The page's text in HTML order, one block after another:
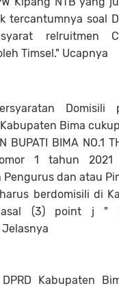
tercantumnya soal
relruitmen
Timsel." Ucapnya
Domisili
Bima
BUPATI BIMA NO.1
1 tahun
dan atau
berdomisili di
(3) point j "
Jelasnya
Kabupaten